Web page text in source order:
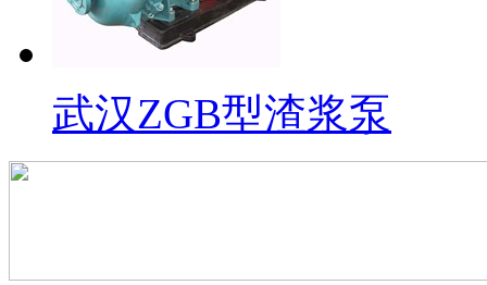
武汉ZGB型渣浆泵